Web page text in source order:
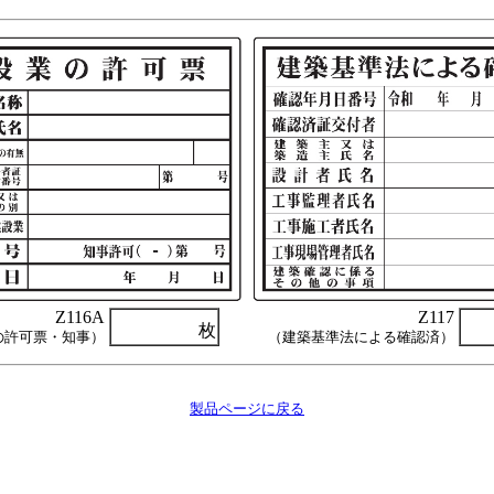
Z116A
可票・知事） 枚
Z117
（建築基準法による確認済）
製品ページに戻る